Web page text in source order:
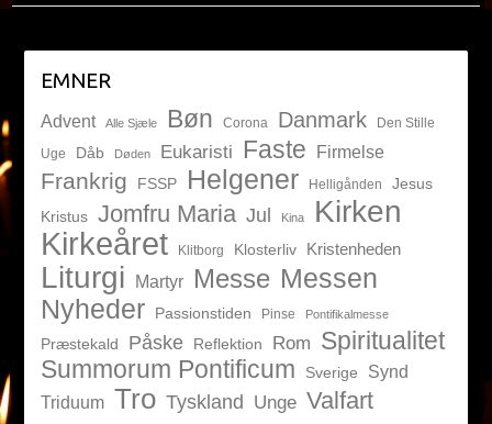
EMNER
Advent Alle Sjæle Bøn Corona Danmark
Den Stille
Uge
Dåb Døden Eukaristi Faste Firmelse
Frankrig FSSP Helgener Helligånden
Jesus
Kristus Jomfru Maria Jul Kina Kirken
Kirkeåret Klitborg Klosterliv Kristenheden
Liturgi Martyr Messe Messen
Nyheder
Passionstiden Pinse Pontifikalmesse
Præstekald Påske Reflektion Rom Spiritualitet
Summorum Pontificum Sverige
Synd
Triduum Tro Tyskland Unge Valfart